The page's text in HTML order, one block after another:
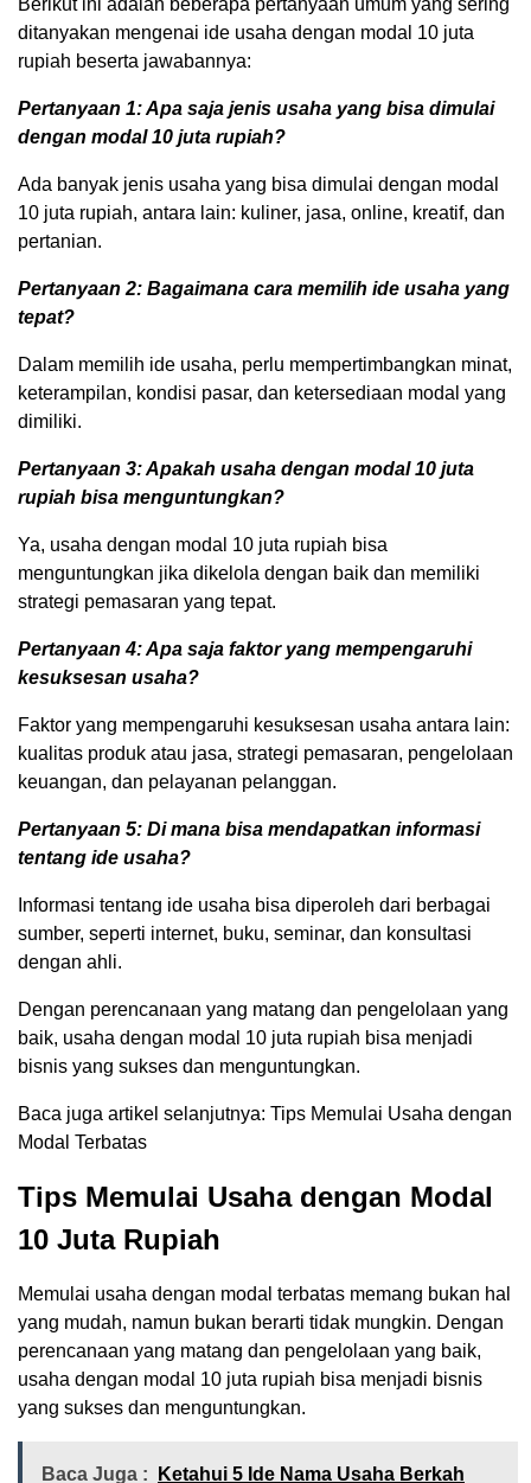
ditanyakan mengenai ide usaha dengan modal 10 juta
rupiah beserta jawabannya:
Pertanyaan 1: Apa saja jenis usaha yang bisa dimulai
dengan modal 10 juta rupiah?
Ada banyak jenis usaha yang bisa dimulai dengan modal
10 juta rupiah, antara lain: kuliner, jasa, online, kreatif, dan
pertanian.
Pertanyaan 2: Bagaimana cara memilih ide usaha yang
tepat?
Dalam memilih ide usaha, perlu mempertimbangkan minat,
keterampilan, kondisi pasar, dan ketersediaan modal yang
dimiliki.
Pertanyaan 3: Apakah usaha dengan modal 10 juta
rupiah bisa menguntungkan?
Ya, usaha dengan modal 10 juta rupiah bisa
menguntungkan jika dikelola dengan baik dan memiliki
strategi pemasaran yang tepat.
Pertanyaan 4: Apa saja faktor yang mempengaruhi
kesuksesan usaha?
Faktor yang mempengaruhi kesuksesan usaha antara lain:
kualitas produk atau jasa, strategi pemasaran, pengelolaan
keuangan, dan pelayanan pelanggan.
Pertanyaan 5: Di mana bisa mendapatkan informasi
tentang ide usaha?
Informasi tentang ide usaha bisa diperoleh dari berbagai
sumber, seperti internet, buku, seminar, dan konsultasi
dengan ahli.
Dengan perencanaan yang matang dan pengelolaan yang
baik, usaha dengan modal 10 juta rupiah bisa menjadi
bisnis yang sukses dan menguntungkan.
Baca juga artikel selanjutnya: Tips Memulai Usaha dengan
Modal Terbatas
Tips Memulai Usaha dengan Modal
10 Juta Rupiah
Memulai usaha dengan modal terbatas memang bukan hal
yang mudah, namun bukan berarti tidak mungkin. Dengan
perencanaan yang matang dan pengelolaan yang baik,
usaha dengan modal 10 juta rupiah bisa menjadi bisnis
yang sukses dan menguntungkan.
Baca Juga :
Ketahui 5 Ide Nama Usaha Berkah